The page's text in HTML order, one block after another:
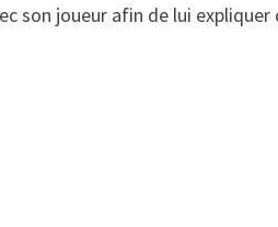
son joueur afin de lui